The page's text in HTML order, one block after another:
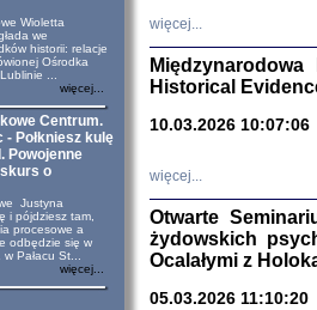
Wioletta
we
historii: relacje
Ośrodka
...
więcej...
Centrum.
Połkniesz kulę
Powojenne
o
Justyna
i pójdziesz tam,
procesowe a
odbędzie się w
Pałacu St...
więcej...
więcej...
Historical
10.03.2026 10:07:06
więcej...
Otwarte
żydowskich
Ocalałymi z
05.03.2026 11:10:20